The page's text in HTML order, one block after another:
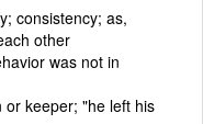
consistency; as,
other
was not in
keeper; "he left his